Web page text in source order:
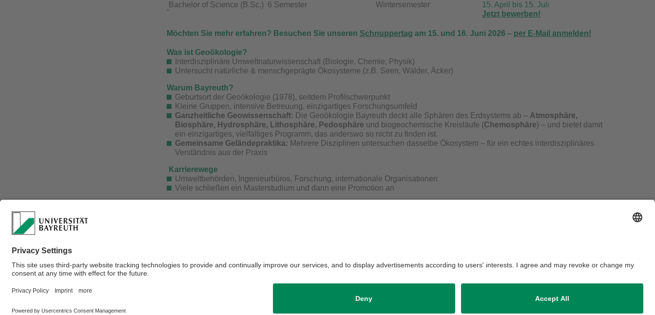
Bachelor of Science (B.Sc.) 6 Semester Wintersemester
15. April bis 15. Juli
Jetzt bewerben!
Möchten Sie mehr erfahren? Besuchen Sie unseren Schnuppertag am 15. und 16. Juni 2026 – per E-Mail anmelden!
Was ist Geoökologie?
Interdisziplinäre Umweltnaturwissenschaft (Biologie, Chemie, Physik)
Untersucht natürliche & menschgeprägte Ökosysteme (z.B. Seen, Wälder, Äcker)
Warum Bayreuth?
Geburtsort der Geoökologie (1978), seitdem Profilschwerpunkt
Kleine Gruppen, intensive Betreuung, einzigartiges Forschungsumfeld
Ganzheitliche Geowissenschaft: Die Geoökologie Bayreuth deckt alle Sphären des Erdsystems ab – Atmosphäre,
Biosphäre, Hydrosphäre, Lithosphäre, Pedosphäre und biogeochemische Kreisläufe (Chemosphäre) – und bietet damit
ein einzigartiges, vielfältiges Programm, das anderswo so nicht zu finden ist.
Gemeinsame Geländepraktika: Mehrere Disziplinen untersuchen dasselbe Ökosystem – für ein echtes interdisziplinäres
Verständnis aus der Praxis
Karrierewege
Umweltbehörden, Ingenieurbüros, Forschung, internationale Organisationen
Viele schließen ein Masterstudium und dann eine Promotion an